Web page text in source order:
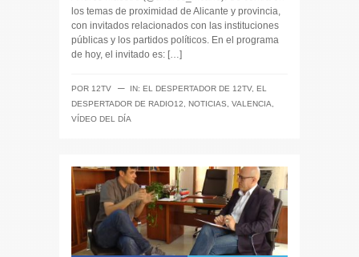
los temas de proximidad de Alicante y provincia,
con invitados relacionados con las instituciones
públicas y los partidos políticos. En el programa
de hoy, el invitado es: […]
POR 12TV ─ IN: EL DESPERTADOR DE 12TV, EL
DESPERTADOR DE RADIO12
NOTICIAS VALENCIA
VÍDEO DEL DÍA